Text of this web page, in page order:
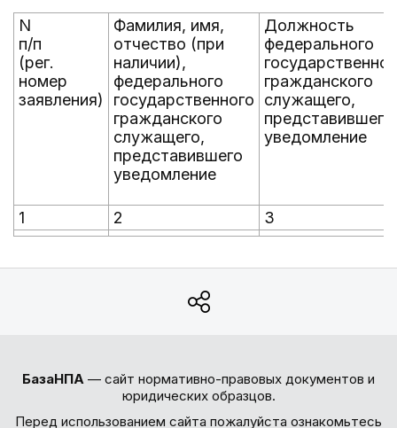
N
п/п
(рег.
номер
заявления)
Фамилия, имя,
отчество (при
наличии),
федерального
государственного
гражданского
служащего,
представившего
уведомление
Должность
федерального
гражданского
служащего,
представившего
уведомление
1 2 3
БазаНПА — сайт нормативно-правовых документов и
юридических образцов.
Перед использованием сайта пожалуйста ознакомьтесь